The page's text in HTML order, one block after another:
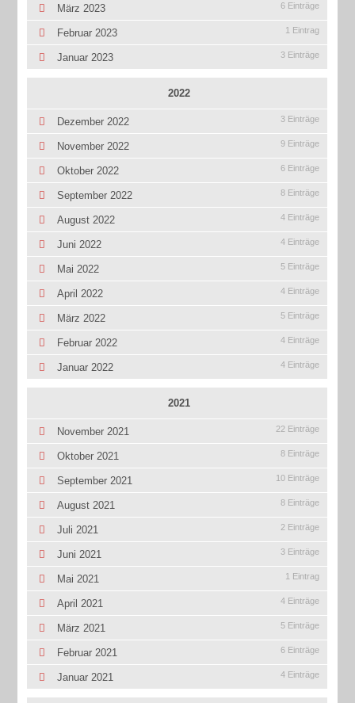
März 2023 6 Einträge
Februar 2023 1 Eintrag
Januar 2023 3 Einträge
2022
Dezember 2022 3 Einträge
November 2022 9 Einträge
Oktober 2022 6 Einträge
September 2022 8 Einträge
August 2022 4 Einträge
Juni 2022 4 Einträge
Mai 2022 5 Einträge
April 2022 4 Einträge
März 2022 5 Einträge
Februar 2022 4 Einträge
Januar 2022 4 Einträge
2021
November 2021 22 Einträge
Oktober 2021 8 Einträge
September 2021 10 Einträge
August 2021 8 Einträge
Juli 2021 2 Einträge
Juni 2021 3 Einträge
Mai 2021 1 Eintrag
April 2021 4 Einträge
März 2021 5 Einträge
Februar 2021 6 Einträge
Januar 2021 4 Einträge